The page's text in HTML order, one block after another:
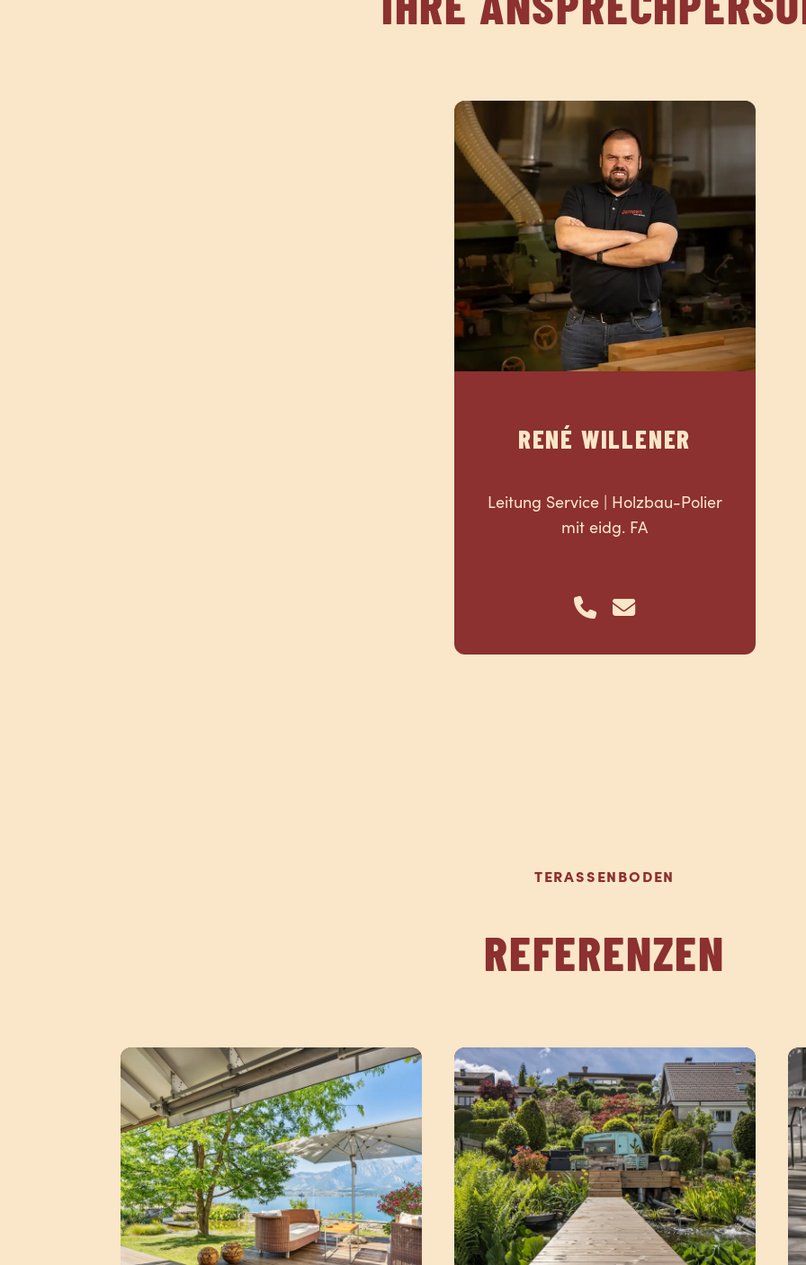
IHRE
RENÉ WILLENER
Leitung Service | Holzbau-Polier
mit eidg. FA
TERASSENBODEN
REFERENZEN